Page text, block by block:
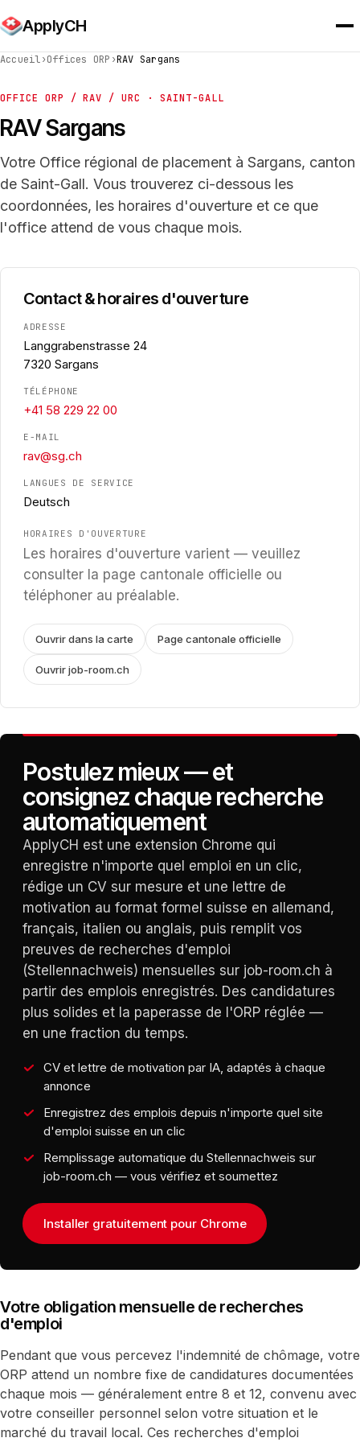
ApplyCH
Accueil›Offices ORP ›RAV Sargans
OFFICE ORP / RAV / URC · SAINT-GALL
RAV Sargans
Votre Office régional de placement à Sargans, canton
de Saint-Gall. Vous trouverez ci-dessous les
coordonnées, les horaires d'ouverture et ce que
l'office attend de vous chaque mois.
Contact & horaires d'ouverture
ADRESSE
Langgrabenstrasse 24
7320 Sargans
TÉLÉPHONE
+41 58 229 22 00
E-MAIL
rav@sg.ch
LANGUES DE SERVICE
Deutsch
HORAIRES D'OUVERTURE
Les horaires d'ouverture varient — veuillez
consulter la page cantonale officielle ou
téléphoner au préalable.
Ouvrir dans la carte Page cantonale officielle
Ouvrir job-room.ch
Postulez mieux — et
consignez chaque recherche
automatiquement
ApplyCH est une extension Chrome qui
enregistre n'importe quel emploi en un clic,
rédige un CV sur mesure et une lettre de
motivation au format formel suisse en allemand,
français, italien ou anglais, puis remplit vos
preuves de recherches d'emploi
(Stellennachweis) mensuelles sur job-room.ch à
partir des emplois enregistrés. Des candidatures
plus solides et la paperasse de l'ORP réglée —
en une fraction du temps.
CV et lettre de motivation par IA, adaptés à chaque
annonce
Enregistrez des emplois depuis n'importe quel site
d'emploi suisse en un clic
Remplissage automatique du Stellennachweis sur
job-room.ch — vous vérifiez et soumettez
Installer gratuitement pour Chrome
Votre obligation mensuelle de recherches
d'emploi
Pendant que vous percevez l'indemnité de chômage, votre
ORP attend un nombre fixe de candidatures documentées
chaque mois — généralement entre 8 et 12, convenu avec
votre conseiller personnel selon votre situation et le
marché du travail local. Ces recherches d'emploi